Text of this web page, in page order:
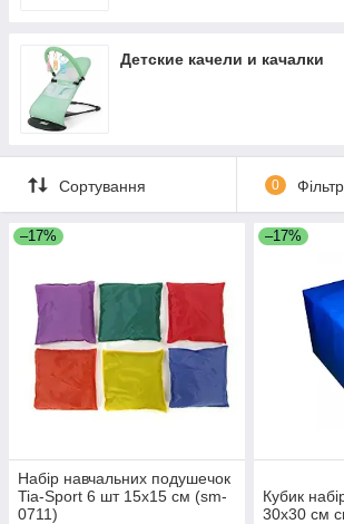
Детские качели и качалки
Сортування 0
–17%
Набір навчальних подушечок
Tia-Sport 6 шт 15х15 см (sm-
0711)
–17%
Кубик
30х30 см